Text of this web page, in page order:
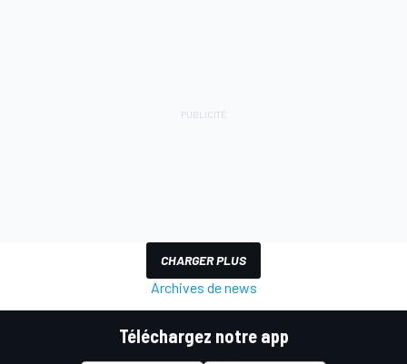
CHARGER PLUS
Archives de news
Téléchargez notre app